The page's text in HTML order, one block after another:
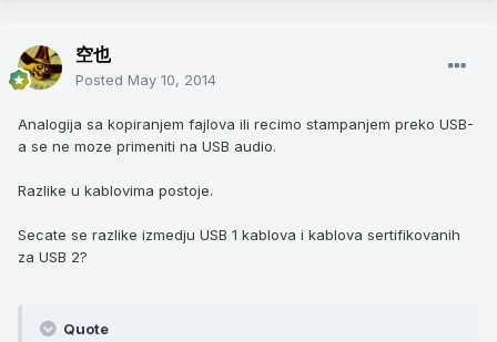
空也
Posted May 10, 2014
Analogija sa kopiranjem fajlova ili recimo stampanjem preko USB-
a se ne moze primeniti na USB audio.
Razlike u kablovima postoje.
Secate se razlike izmedju USB 1 kablova i kablova sertifikovanih
za USB 2?
Quote